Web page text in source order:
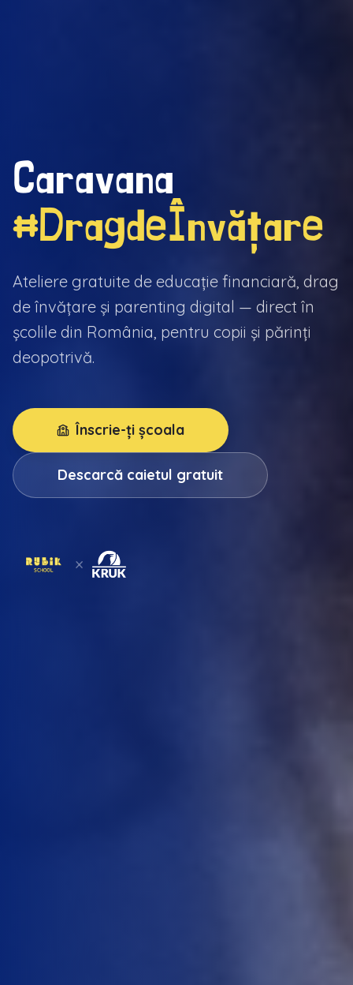
Caravana
#DragdeÎnvățare
Ateliere gratuite de educație financiară, drag
de învățare și parenting digital — direct în
școlile din România, pentru copii și părinți
deopotrivă.
Înscrie-ți școala
Descarcă caietul gratuit
×